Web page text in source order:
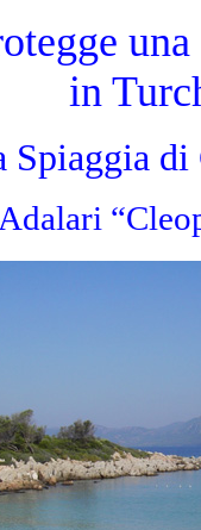
in
Spiaggia di